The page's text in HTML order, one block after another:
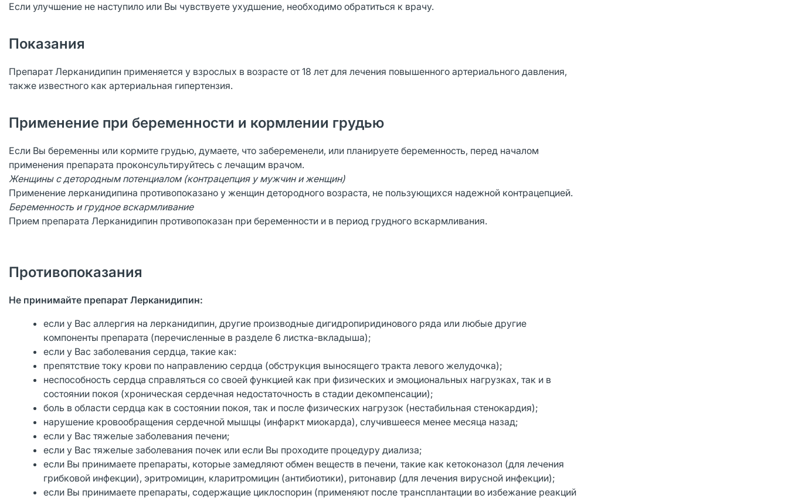
Если улучшение не наступило или Вы чувствуете ухудшение, необходимо обратиться к врачу.
Показания
Препарат Лерканидипин применяется у взрослых в возрасте от 18 лет для лечения повышенного артериального давления,
также известного как артериальная гипертензия.
Применение при беременности и кормлении грудью
Если Вы беременны или кормите грудью, думаете, что забеременели, или планируете беременность, перед началом
применения препарата проконсультируйтесь с лечащим врачом.
Женщины с детородным потенциалом (контрацепция у мужчин и женщин)
Применение лерканидипина противопоказано у женщин детородного возраста, не пользующихся надежной контрацепцией.
Беременность и грудное вскармливание
Прием препарата Лерканидипин противопоказан при беременности и в период грудного вскармливания.
Противопоказания
Не принимайте препарат Лерканидипин:
если у Вас аллергия на лерканидипин, другие производные дигидропиридинового ряда или любые другие
компоненты препарата (перечисленные в разделе 6 листка-вкладыша);
если у Вас заболевания сердца, такие как:
препятствие току крови по направлению сердца (обструкция выносящего тракта левого желудочка);
неспособность сердца справляться со своей функцией как при физических и эмоциональных нагрузках, так и в
состоянии покоя (хроническая сердечная недостаточность в стадии декомпенсации);
боль в области сердца как в состоянии покоя, так и после физических нагрузок (нестабильная стенокардия);
нарушение кровообращения сердечной мышцы (инфаркт миокарда), случившееся менее месяца назад;
если у Вас тяжелые заболевания печени;
если у Вас тяжелые заболевания почек или если Вы проходите процедуру диализа;
если Вы принимаете препараты, которые замедляют обмен веществ в печени, такие как кетоконазол (для лечения
грибковой инфекции), эритромицин, кларитромицин (антибиотики), ритонавир (для лечения вирусной инфекции);
если Вы принимаете препараты, содержащие циклоспорин (применяют после трансплантации во избежание реакций